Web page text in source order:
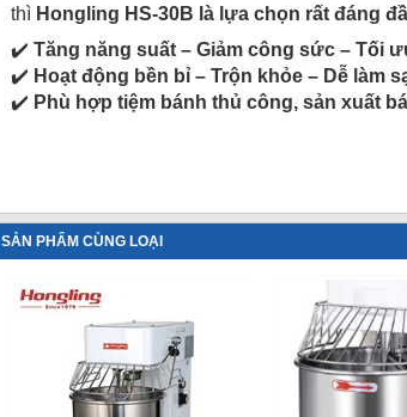
thì Hongling HS-30B là lựa chọn rất đáng
✔️ Tăng năng suất – Giảm công sức – Tối
✔️ Hoạt động bền bỉ – Trộn khỏe – Dễ làm
✔️ Phù hợp tiệm bánh thủ công, sản xuất
SẢN PHẨM CÙNG LOẠI